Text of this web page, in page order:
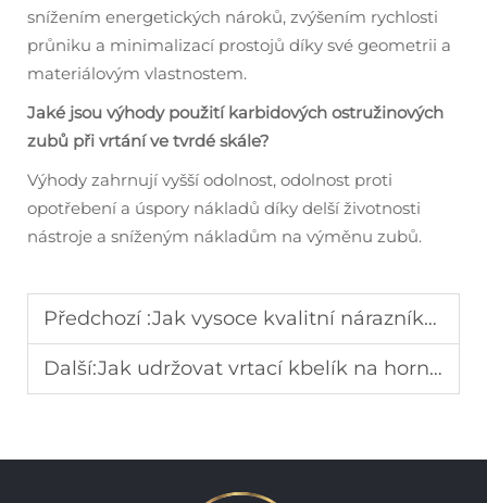
snížením energetických nároků, zvýšením rychlosti
průniku a minimalizací prostojů díky své geometrii a
materiálovým vlastnostem.
Jaké jsou výhody použití karbidových ostružinových
zubů při vrtání ve tvrdé skále?
Výhody zahrnují vyšší odolnost, odolnost proti
opotřebení a úspory nákladů díky delší životnosti
nástroje a sníženým nákladům na výměnu zubů.
Předchozí :Jak vysoce kvalitní nárazníky zlepšují efektivitu bagrování
Další:Jak udržovat vrtací kbelík na horninu, aby se maximalizovala produktivita